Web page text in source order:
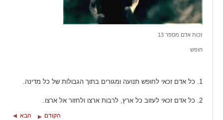
זכות אדם מספר 13
חופש
1. כל אדם זכאי לחופש תנועה ומגורים בתוך הגבולות של כל מדינה.
2. כל אדם זכאי לעזוב כל ארץ, לרבות ארצו ולחזור אל ארצו.
הקודם הבא